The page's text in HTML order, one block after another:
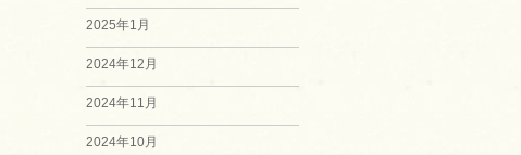
2025年1月
2024年12月
2024年11月
2024年10月